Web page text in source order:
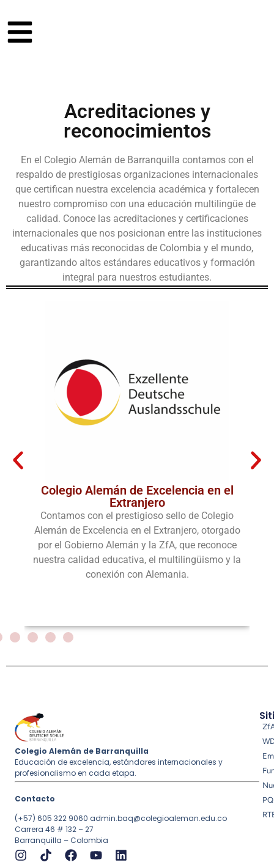
Acreditaciones y
reconocimientos
En el Colegio Alemán de Barranquilla contamos con el
respaldo de prestigiosas organizaciones internacionales
que certifican nuestra excelencia académica y fortalecen
nuestro compromiso con una educación multilingüe de
calidad. Conoce las acreditaciones y certificaciones
internacionales que nos posicionan entre las instituciones
educativas más reconocidas de Colombia y el mundo,
garantizando altos estándares educativos y formación
integral para nuestros estudiantes.
Colegio Alemán de Excelencia en el
Extranjero
Contamos con el prestigioso sello de Colegio
Alemán de Excelencia en el Extranjero, otorgado
por el Gobierno Alemán y la ZfA, que reconoce
nuestra calidad educativa, el multilingüismo y la
conexión con Alemania.
Colegio Alemán de Barranquilla
Educación de excelencia, estándares internacionales y
profesionalismo en cada etapa.
Contacto
(+57) 605 322 9060 admin.baq@colegioaleman.edu.co
Carrera 46 # 132 – 27
Barranquilla – Colombia